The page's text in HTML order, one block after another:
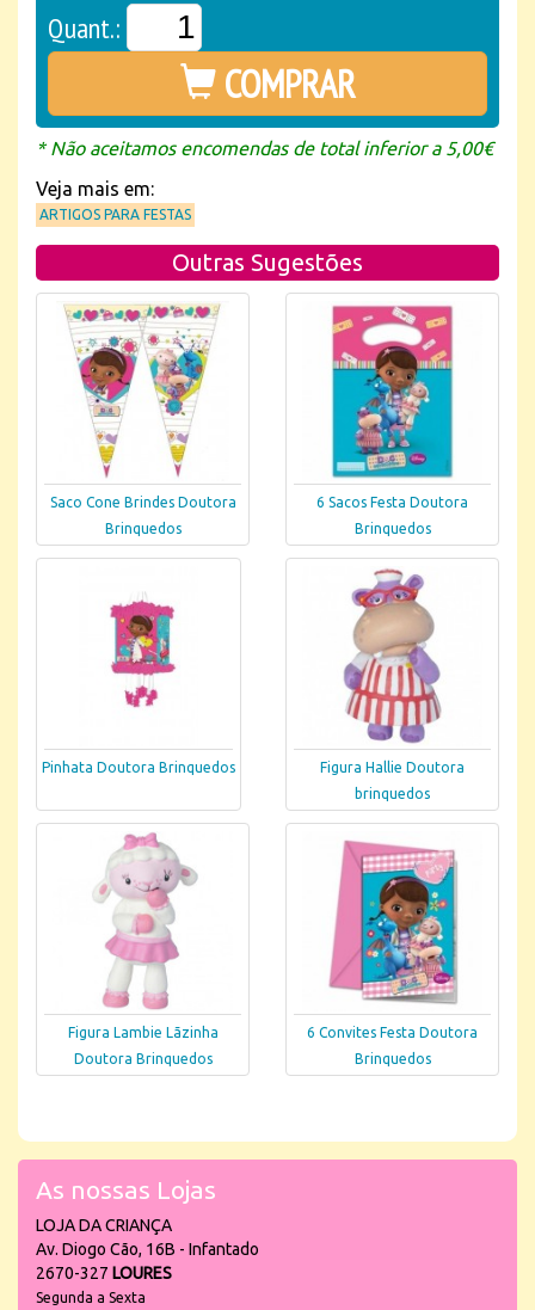
Quant.:
COMPRAR
* Não aceitamos encomendas de total inferior a 5,00€
Veja mais em:
ARTIGOS PARA FESTAS
Outras Sugestões
Saco Cone Brindes Doutora
Brinquedos
6 Sacos Festa Doutora
Brinquedos
Pinhata Doutora Brinquedos
Figura Hallie Doutora
brinquedos
Figura Lambie Lãzinha
Doutora Brinquedos
6 Convites Festa Doutora
Brinquedos
As nossas Lojas
LOJA DA CRIANÇA
Av. Diogo Cão, 16B - Infantado
2670-327 LOURES
Segunda a Sexta